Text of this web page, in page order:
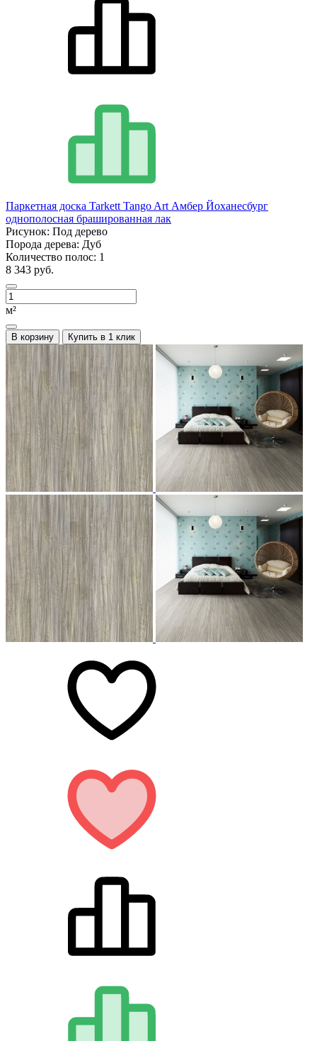
Паркетная доска Tarkett Tango Art Амбер Йоханесбург
однополосная брашированная лак
Рисунок: Под дерево
Порода дерева: Дуб
Количество полос: 1
8 343 руб.
м²
В корзину Купить в 1 клик